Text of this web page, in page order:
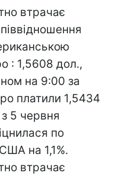
втрачає
: 1,5608 дол.,
на 9:00 за
платили 1,5434
5 червня
по
на 1,1%.
втрачає